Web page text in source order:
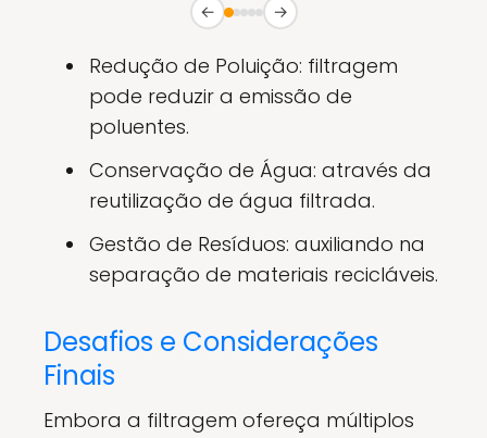
← →
Redução de Poluição: filtragem
pode reduzir a emissão de
poluentes.
Conservação de Água: através da
reutilização de água filtrada.
Gestão de Resíduos: auxiliando na
separação de materiais recicláveis.
Desafios e Considerações
Finais
Embora a filtragem ofereça múltiplos